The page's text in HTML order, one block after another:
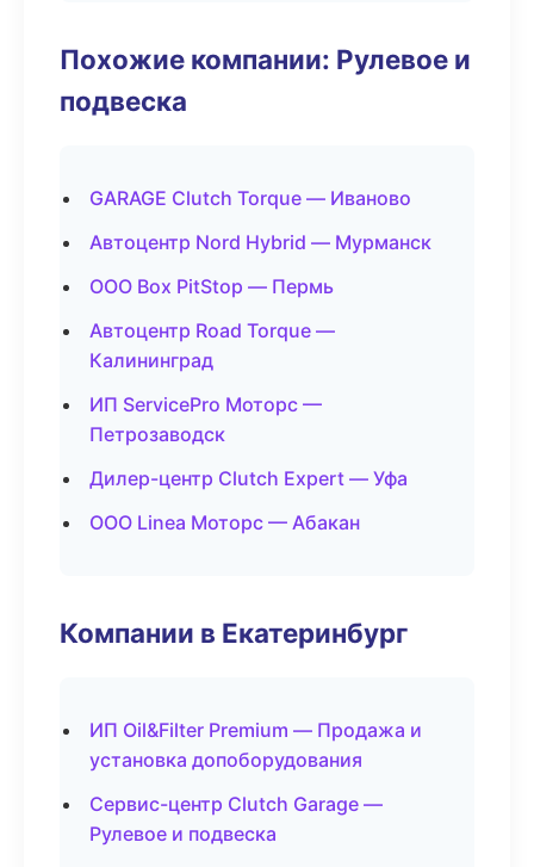
Похожие компании: Рулевое и
подвеска
GARAGE Clutch Torque — Иваново
Автоцентр Nord Hybrid — Мурманск
ООО Box PitStop — Пермь
Автоцентр Road Torque —
Калининград
ИП ServicePro Моторс —
Петрозаводск
Дилер-центр Clutch Expert — Уфа
ООО Linea Моторс — Абакан
Компании в Екатеринбург
ИП Oil&Filter Premium — Продажа и
установка допоборудования
Сервис-центр Clutch Garage —
Рулевое и подвеска